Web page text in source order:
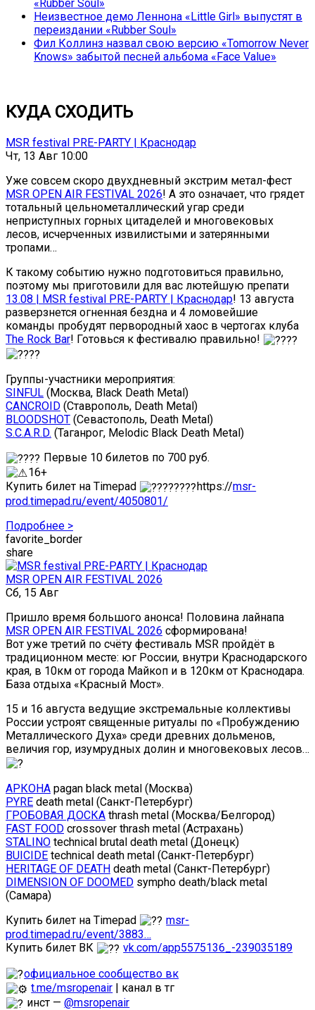
«Rubber Soul»
Неизвестное демо Леннона «Little Girl» выпустят в
переиздании «Rubber Soul»
Фил Коллинз назвал свою версию «Tomorrow Never
Knows» забытой песней альбома «Face Value»
КУДА СХОДИТЬ
MSR festival PRE-PARTY | Краснодар
Чт, 13 Авг 10:00
Уже совсем скоро двухдневный экстрим метал-фест
MSR OPEN AIR FESTIVAL 2026! А это означает, что грядет
тотальный цельнометаллический угар среди
неприступных горных цитаделей и многовековых
лесов, исчерченных извилистыми и затерянными
тропами…
К такому событию нужно подготовиться правильно,
поэтому мы приготовили для вас лютейшую препати
13.08 | MSR festival PRE-PARTY | Краснодар! 13 августа
разверзнется огненная бездна и 4 ломовейшие
команды пробудят первородный хаос в чертогах клуба
The Rock Bar! Готовься к фестивалю правильно!
Группы-участники мероприятия:
SINFUL (Москва, Black Death Metal)
CANCROID (Ставрополь, Death Metal)
BLOODSHOT (Севастополь, Death Metal)
S.C.A.R.D. (Таганрог, Melodic Black Death Metal)
Первые 10 билетов по 700 руб.
16+
Купить билет на Timepad
https://msr-
prod.timepad.ru/event/4050801/
Подробнее >
favorite_border
share
MSR OPEN AIR FESTIVAL 2026
Сб, 15 Авг
Пришло время большого анонса! Половина лайнапа
MSR OPEN AIR FESTIVAL 2026 сформирована!
Вот уже третий по счёту фестиваль MSR пройдёт в
традиционном месте: юг России, внутри Краснодарского
края, в 10км от города Майкоп и в 120км от Краснодара.
База отдыха «Красный Мост».
15 и 16 августа ведущие экстремальные коллективы
России устроят священные ритуалы по «Пробуждению
Металлического Духа» среди древних дольменов,
величия гор, изумрудных долин и многовековых лесов…
АРКОНА pagan black metal (Москва)
PYRE death metal (Санкт-Петербург)
ГРОБОВАЯ ДОСКА thrash metal (Москва/Белгород)
FAST FOOD crossover thrash metal (Астрахань)
STALINO technical brutal death metal (Донецк)
BUICIDE technical death metal (Санкт-Петербург)
HERITAGE OF DEATH death metal (Санкт-Петербург)
DIMENSION OF DOOMED sympho death/black metal
(Самара)
Купить билет на Timepad
msr-
prod.timepad.ru/event/3883…
Купить билет ВК
vk.com/app5575136_-239035189
официальное сообщество вк
t.me/msropenair | канал в тг
инст —@msropenair